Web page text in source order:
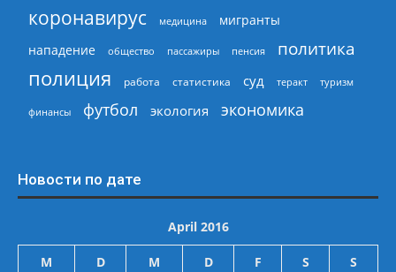
коронавирус медицина
мигранты
нападение
общество пассажиры пенсия политика
полиция работа статистика суд теракт туризм
финансы футбол экология экономика
Новости по дате
April 2016
M D M D F S S